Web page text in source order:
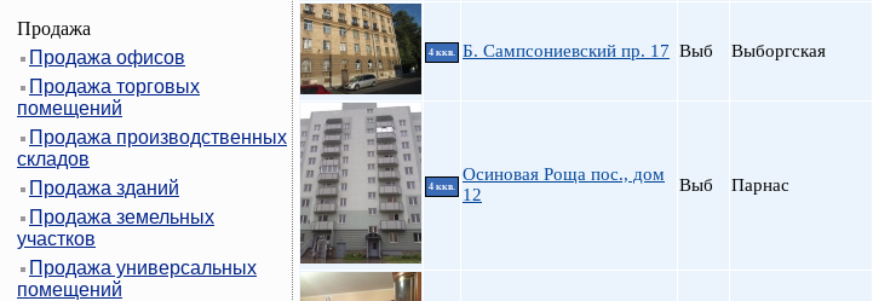
Продажа
Продажа офисов
Продажа торговых
помещений
Продажа производственных
складов
Продажа зданий
Продажа земельных
участков
Продажа универсальных
помещений
4 ккв. Б. Сампсониевский пр. 17 Выб Выборгская
4 ккв.
Осиновая Роща пос., дом
12
Выб Парнас